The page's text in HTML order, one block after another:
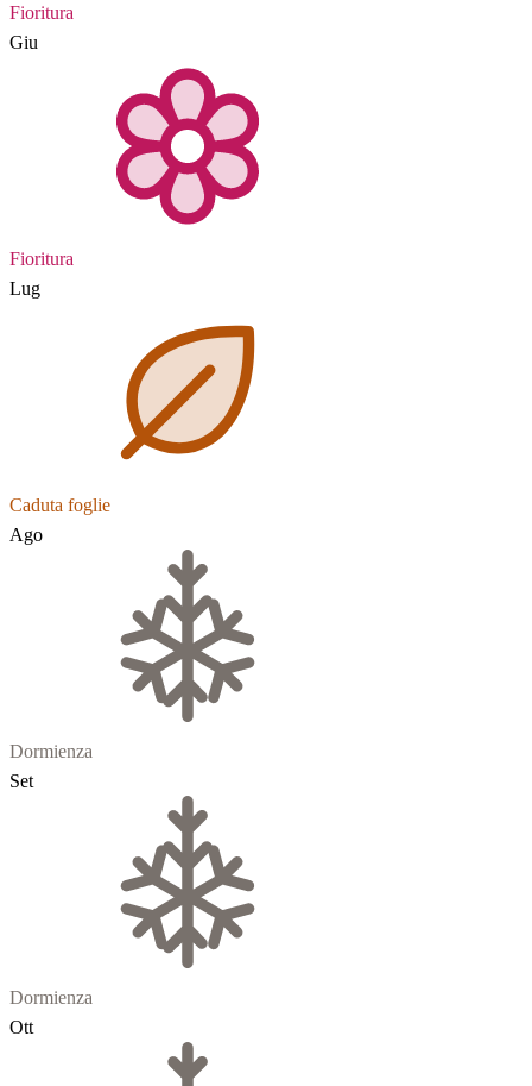
Fioritura
Giu
Fioritura
Lug
Caduta foglie
Ago
Dormienza
Set
Dormienza
Ott